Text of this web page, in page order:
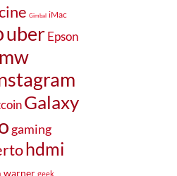
Gimbal iMac
uber Epson
Galaxy
gaming
hdmi
warner geek